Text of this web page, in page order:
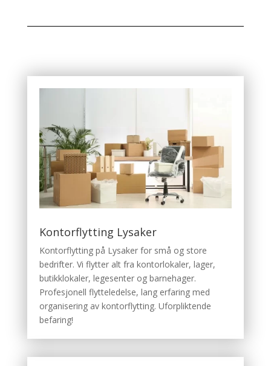
Kontorflytting Lysaker
Kontorflytting på Lysaker for små og store
bedrifter. Vi flytter alt fra kontorlokaler, lager,
butikklokaler, legesenter og barnehager.
Profesjonell flytteledelse, lang erfaring med
organisering av kontorflytting. Uforpliktende
befaring!